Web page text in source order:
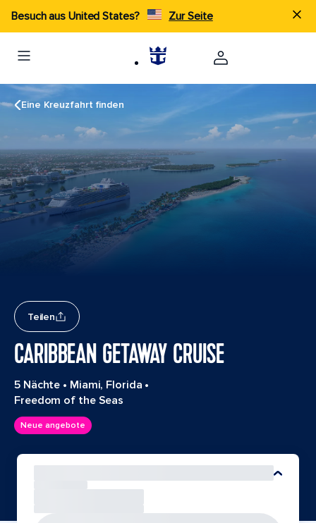
Besuch aus United States? Zur Seite
Eine Kreuzfahrt finden
Teilen
CARIBBEAN GETAWAY CRUISE
5 Nächte • Miami, Florida •
Freedom of the Seas
Neue angebote